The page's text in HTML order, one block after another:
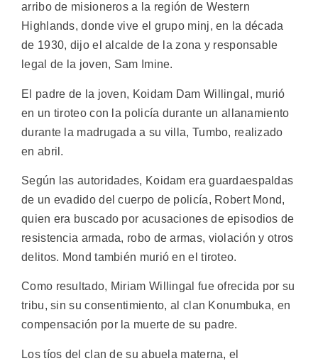
arribo de misioneros a la región de Western
Highlands, donde vive el grupo minj, en la década
de 1930, dijo el alcalde de la zona y responsable
legal de la joven, Sam Imine.
El padre de la joven, Koidam Dam Willingal, murió
en un tiroteo con la policía durante un allanamiento
durante la madrugada a su villa, Tumbo, realizado
en abril.
Según las autoridades, Koidam era guardaespaldas
de un evadido del cuerpo de policía, Robert Mond,
quien era buscado por acusaciones de episodios de
resistencia armada, robo de armas, violación y otros
delitos. Mond también murió en el tiroteo.
Como resultado, Miriam Willingal fue ofrecida por su
tribu, sin su consentimiento, al clan Konumbuka, en
compensación por la muerte de su padre.
Los tíos del clan de su abuela materna, el